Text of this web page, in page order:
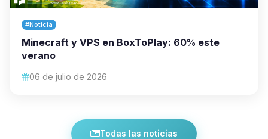
#Noticia
Minecraft y VPS en BoxToPlay: 60% este
verano
06 de julio de 2026
Todas las noticias